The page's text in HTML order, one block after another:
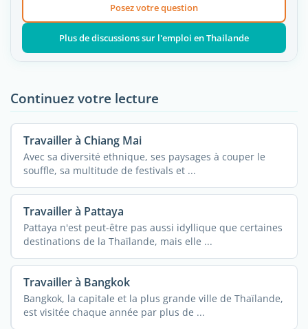
Posez votre question
Plus de discussions sur l'emploi en Thailande
Continuez votre lecture
Travailler à Chiang Mai
Avec sa diversité ethnique, ses paysages à couper le
souffle, sa multitude de festivals et ...
Travailler à Pattaya
Pattaya n'est peut-être pas aussi idyllique que certaines
destinations de la Thaïlande, mais elle ...
Travailler à Bangkok
Bangkok, la capitale et la plus grande ville de Thaïlande,
est visitée chaque année par plus de ...